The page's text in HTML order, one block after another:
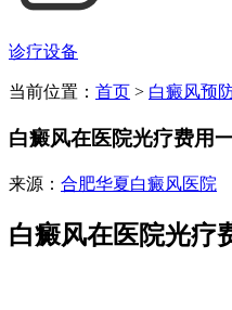
诊疗设备
当前位置： 首页 > 白癜风预
白癜风在医院光疗费用
来源： 合肥华夏白癜风医院
白癜风在医院光疗